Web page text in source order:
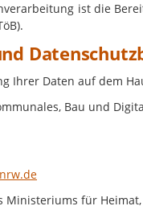
ist die
Ihrer Daten auf dem
Bau und
Ministeriums für